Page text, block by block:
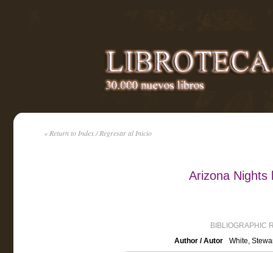
« Return to Index / Regresar al Inicio
Arizona Nights
BIBLIOGRAPHIC
Author / Autor
White,